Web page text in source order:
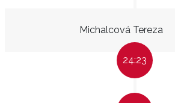
Michalcová Tereza
24:23